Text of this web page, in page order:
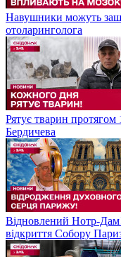
Навушники можуть
отоларинголога
Рятує тварин протягом
Бердичева
Відновлений Нотр-
відкриття Собору